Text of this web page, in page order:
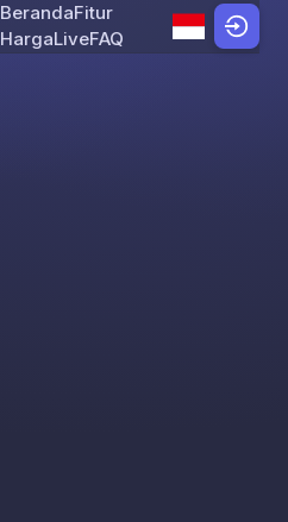
Skip to content
BerandaFitur
HargaLiveFAQ